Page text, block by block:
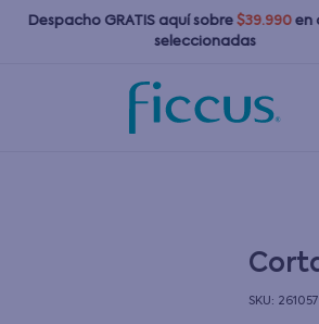
Despacho GRATIS aquísobre $39.990en
seleccionadas
: